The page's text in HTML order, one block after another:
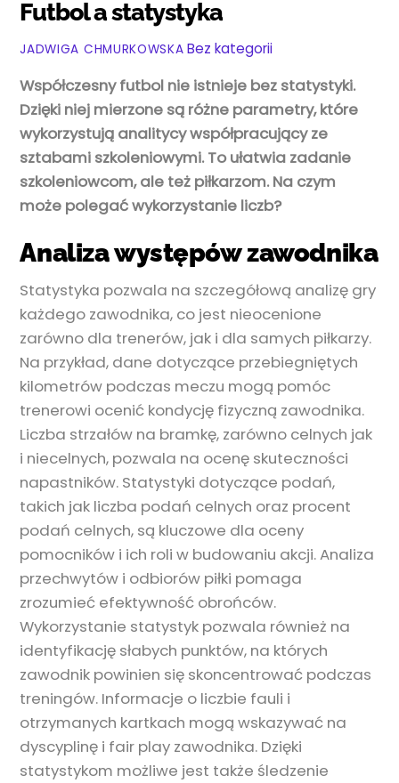
Futbol a statystyka
JADWIGA CHMURKOWSKA Bez kategorii
Współczesny futbol nie istnieje bez statystyki.
Dzięki niej mierzone są różne parametry, które
wykorzystują analitycy współpracujący ze
sztabami szkoleniowymi. To ułatwia zadanie
szkoleniowcom, ale też piłkarzom. Na czym
może polegać wykorzystanie liczb?
Analiza występów zawodnika
Statystyka pozwala na szczegółową analizę gry
każdego zawodnika, co jest nieocenione
zarówno dla trenerów, jak i dla samych piłkarzy.
Na przykład, dane dotyczące przebiegniętych
kilometrów podczas meczu mogą pomóc
trenerowi ocenić kondycję fizyczną zawodnika.
Liczba strzałów na bramkę, zarówno celnych jak
i niecelnych, pozwala na ocenę skuteczności
napastników. Statystyki dotyczące podań,
takich jak liczba podań celnych oraz procent
podań celnych, są kluczowe dla oceny
pomocników i ich roli w budowaniu akcji. Analiza
przechwytów i odbiorów piłki pomaga
zrozumieć efektywność obrońców.
Wykorzystanie statystyk pozwala również na
identyfikację słabych punktów, na których
zawodnik powinien się skoncentrować podczas
treningów. Informacje o liczbie fauli i
otrzymanych kartkach mogą wskazywać na
dyscyplinę i fair play zawodnika. Dzięki
statystykom możliwe jest także śledzenie